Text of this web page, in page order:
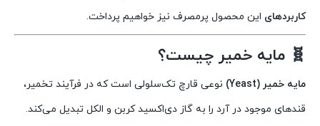
کاربردهای این محصول پرمصرف نیز خواهیم پرداخت.
🧬 مایه خمیر چیست؟
مایه خمیر (Yeast)
نوعی قارچ تک‌سلولی است که در فرآیند تخمیر،
قندهای موجود در آرد را به گاز دی‌اکسید کربن و الکل تبدیل می‌کند.